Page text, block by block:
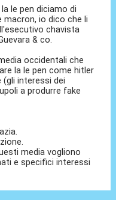
le pen diciamo di
io dico che li
chavista
& co.
occidentali che
la le pen come hitler
(gli interessi dei
a produrre fake
media vogliono
e specifici interessi